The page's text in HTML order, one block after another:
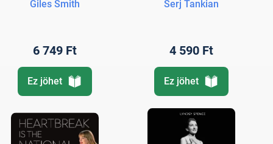
Giles Smith
6 749 Ft
Ez jöhet
Serj Tankian
4 590 Ft
Ez jöhet